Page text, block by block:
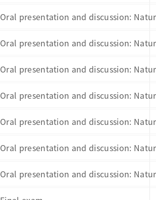
Oral presentation and discussion:
Oral presentation and discussion:
Oral presentation and discussion:
Oral presentation and discussion:
Oral presentation and discussion:
Oral presentation and discussion:
Oral presentation and discussion: